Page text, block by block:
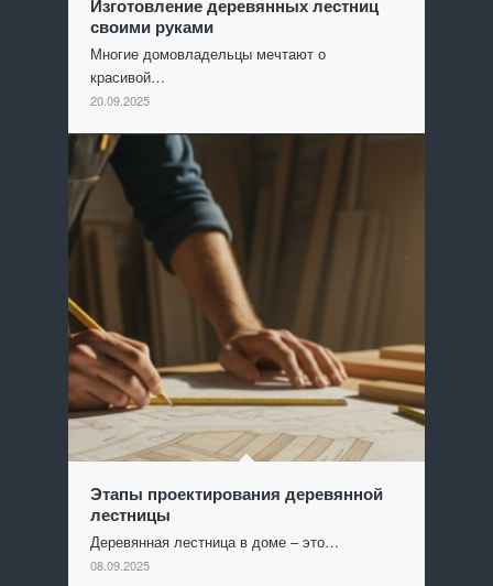
Изготовление деревянных лестниц
своими руками
Многие домовладельцы мечтают о
красивой…
20.09.2025
Этапы проектирования деревянной
лестницы
Деревянная лестница в доме – это…
08.09.2025